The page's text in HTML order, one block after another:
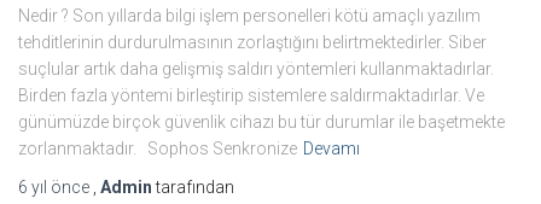
Nedir ? Son yıllarda bilgi işlem personelleri kötü amaçlı yazılım
tehditlerinin durdurulmasının zorlaştığını belirtmektedirler. Siber
suçlular artık daha gelişmiş saldırı yöntemleri kullanmaktadırlar.
Birden fazla yöntemi birleştirip sistemlere saldırmaktadırlar. Ve
günümüzde birçok güvenlik cihazı bu tür durumlar ile başetmekte
zorlanmaktadır. Sophos Senkronize Devamı
6 yıl önce Admintarafından